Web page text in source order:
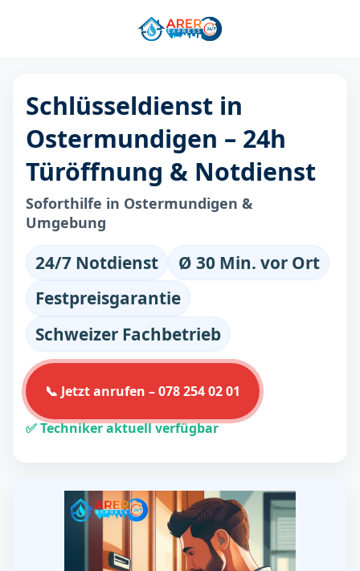
Schlüsseldienst in
Ostermundigen – 24h
Türöffnung & Notdienst
Soforthilfe in Ostermundigen &
Umgebung
24/7 Notdienst
Ø 30 Min. vor Ort
Festpreisgarantie
Schweizer Fachbetrieb
📞 Jetzt anrufen – 078 254 02 01
✅ Techniker aktuell verfügbar